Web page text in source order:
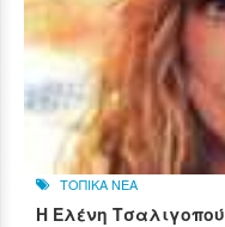
ΤΟΠΙΚΑ ΝΕΑ
Η Ελένη